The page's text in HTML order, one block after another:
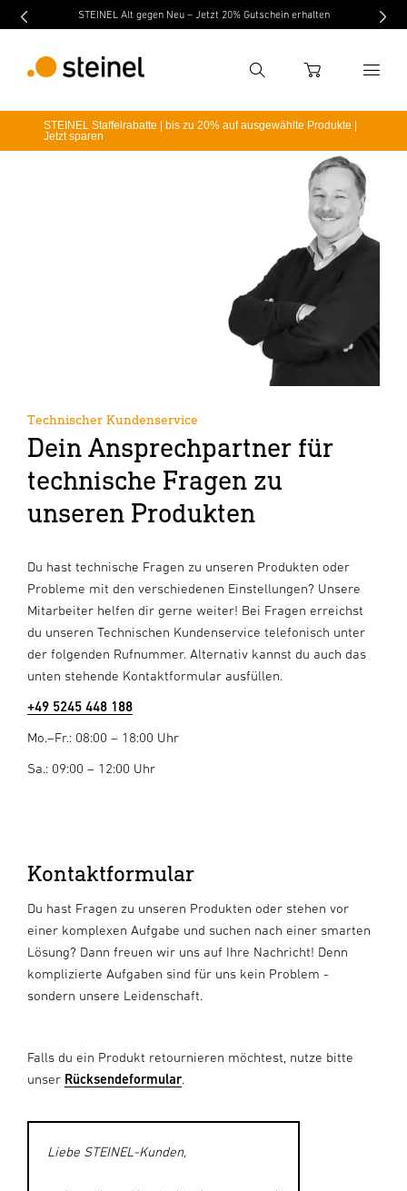
STEINEL Alt gegen Neu – Jetzt 20% Gutschein erhalten
Suche
Suchbegriff eingeben
WARENKORB
STEINEL Staffelrabatte | bis zu 20% auf ausgewählte Produkte |
Jetzt sparen
Technischer Kundenservice
Dein Ansprechpartner für
technische Fragen zu
unseren Produkten
Du hast technische Fragen zu unseren Produkten oder
Probleme mit den verschiedenen Einstellungen? Unsere
Mitarbeiter helfen dir gerne weiter! Bei Fragen erreichst
du unseren Technischen Kundenservice telefonisch unter
der folgenden Rufnummer. Alternativ kannst du auch das
unten stehende Kontaktformular ausfüllen.
+49 5245 448 188
Mo.–Fr.: 08:00 – 18:00 Uhr
Sa.: 09:00 – 12:00 Uhr
Kontaktformular
Du hast Fragen zu unseren Produkten oder stehen vor
einer komplexen Aufgabe und suchen nach einer smarten
Lösung? Dann freuen wir uns auf Ihre Nachricht! Denn
komplizierte Aufgaben sind für uns kein Problem -
sondern unsere Leidenschaft.
Falls du ein Produkt retournieren möchtest, nutze bitte
unser Rücksendeformular.
Liebe STEINEL-Kunden,